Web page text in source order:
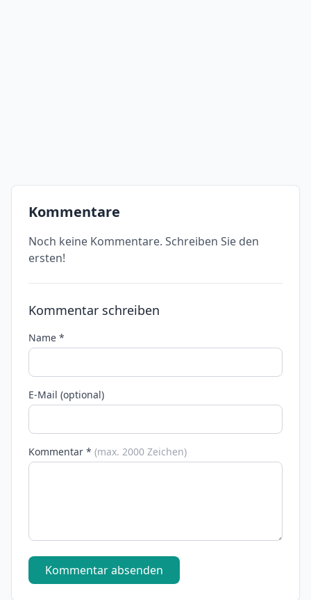
Kommentare
Noch keine Kommentare. Schreiben Sie den
ersten!
Kommentar schreiben
Name *
E-Mail (optional)
Kommentar * (max. 2000 Zeichen)
Kommentar absenden